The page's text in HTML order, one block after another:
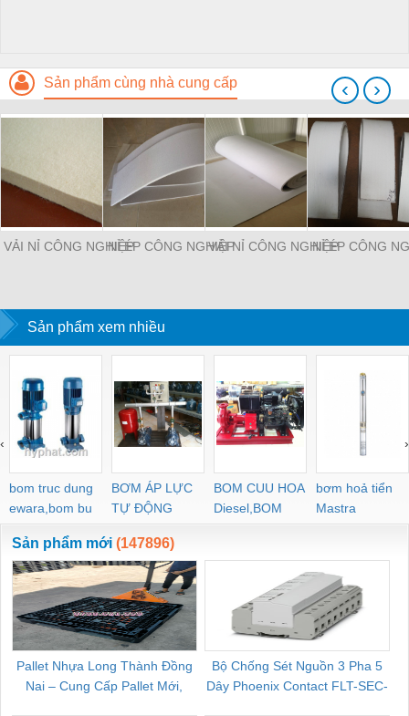
Sản phẩm cùng nhà cung cấp
VẢI NỈ CÔNG NGHIỆPNỈ ÉP CÔNG NGHIỆPVẢI NỈ CÔNG NGHIỆPNỈ ÉP CÔNG
‹ ›
Sản phẩm xem nhiều
bom truc dung
ewara,bom bu
ewara
BƠM ÁP LỰC
TỰ ĐỘNG
BOM CUU HOA
Diesel,BOM
CHUA CHAY
bơm hoả tiển
Mastra
‹ ›
Sản phẩm mới (147896)
Pallet Nhựa Long Thành Đồng
Nai – Cung Cấp Pallet Mới,
Bộ Chống Sét Nguồn 3 Pha 5
Dây Phoenix Contact FLT-SEC-